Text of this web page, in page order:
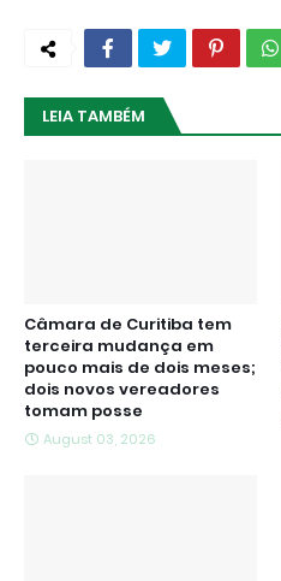
LEIA TAMBÉM
Câmara de Curitiba tem
terceira mudança em
pouco mais de dois meses;
dois novos vereadores
tomam posse
August 03, 2026